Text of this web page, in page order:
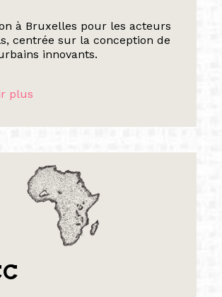
à Bruxelles pour les acteurs
centrée sur la conception de
innovants.
plus